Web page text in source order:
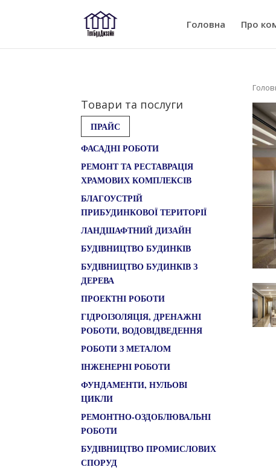
Головна Про
Товари та послуги
ПРАЙС
ФАСАДНІ РОБОТИ
РЕМОНТ ТА РЕСТАВРАЦІЯ
ХРАМОВИХ КОМПЛЕКСІВ
БЛАГОУСТРІЙ
ПРИБУДИНКОВОЇ ТЕРИТОРІЇ
ЛАНДШАФТНИЙ ДИЗАЙН
БУДІВНИЦТВО БУДИНКІВ
БУДІВНИЦТВО БУДИНКІВ З
ДЕРЕВА
ПРОЕКТНІ РОБОТИ
ГІДРОІЗОЛЯЦІЯ, ДРЕНАЖНІ
РОБОТИ, ВОДОВІДВЕДЕННЯ
РОБОТИ З МЕТАЛОМ
ІНЖЕНЕРНІ РОБОТИ
ФУНДАМЕНТИ, НУЛЬОВІ
ЦИКЛИ
РЕМОНТНО-ОЗДОБЛЮВАЛЬНІ
РОБОТИ
БУДІВНИЦТВО ПРОМИСЛОВИХ
СПОРУД